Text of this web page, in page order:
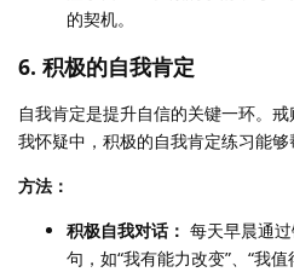
的契机。
6. 积极的自我肯定
自我肯定是提升自信的关键一环。
我怀疑中，积极的自我肯定练习能够
方法：
积极自我对话： 每天早晨通
句，如“我有能力改变”、“我